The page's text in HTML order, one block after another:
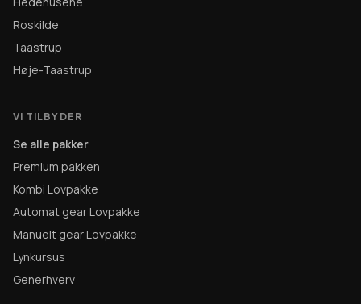
Roskilde
Taastrup
Høje-Taastrup
VI TILBYDER
Se alle pakker
Premium pakken
Kombi Lovpakke
Automat gear Lovpakke
Manuelt gear Lovpakke
Lynkursus
Generhverv